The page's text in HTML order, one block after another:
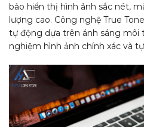
bảo hiển thị hình ảnh sắc nét,
lượng cao. Công nghệ True
tự động dựa trên ánh sáng môi
nghiệm hình ảnh chính xác và